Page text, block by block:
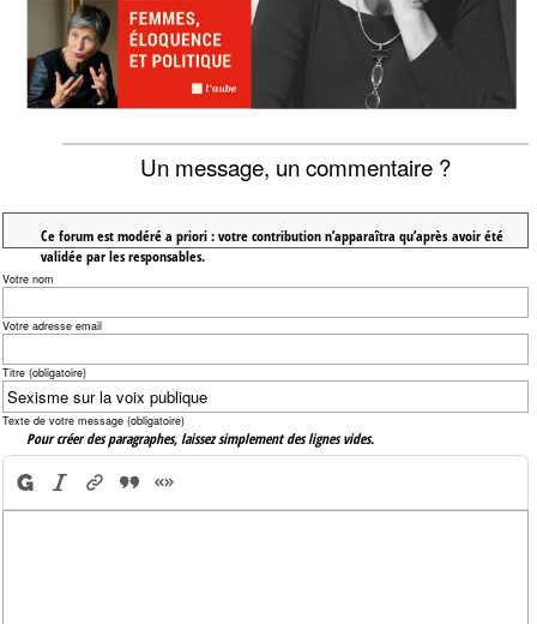
Un message, un commentaire ?
Ce forum est modéré a priori : votre contribution n’apparaîtra qu’après avoir été
validée par les responsables.
Votre nom
Votre adresse email
Titre (obligatoire)
Texte de votre message (obligatoire)
Pour créer des paragraphes, laissez simplement des lignes vides.